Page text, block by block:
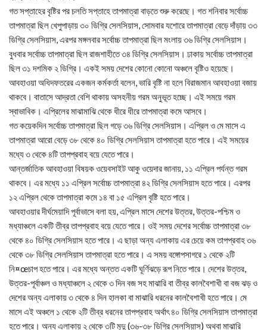
গত সপ্তাহের বৃষ্টির পর চলতি সপ্তাহে তাপমাত্রা বাড়তে শুরু করেছে। গত শনিবার সর্বোচ্চ
তাপমাত্রা ছিল খেপুপাড়ায় ৩০ ডিগ্রি সেলসিয়াস, সোমবার যশোরে তাপমাত্রা বেড়ে দাঁড়ায় ৩৩
ডিগ্রি সেলসিয়াস, এরপর মঙ্গলবার সর্বোচ্চ তাপমাত্রা ছিল মংলায় ৩৬ ডিগ্রি সেলসিয়াস।
বুধবার সর্বোচ্চ তাপমাত্রা ছিল রাজশাহীতে ৩৪ ডিগ্রি সেলসিয়াস। ঢাকায় সর্বোচ্চ তাপমাত্রা
ছিল ৩১ দশমিক ২ ডিগ্রি। একই সময় দেশের কোনো কোনো অঞ্চলে বৃষ্টিও হয়েছে।
আবহাওয়া অধিদফতরের একজন কর্মকর্তা বলেন, ভারি বৃষ্টি না হলে বিরাজমান আবহাওয়া বজায়
থাকবে। বাতাসে আদ্রতা বেশি থাকায় অসহনীয় গরম অনুভূত হচ্ছে। এই সময়ে গরম
স্বাভাবিক। এপ্রিলের মাঝামাঝি থেকে ধীরে ধীরে তাপমাত্রা কমে আসবে।
গত কয়েকদিন সর্বোচ্চ তাপমাত্রা ছিল গড়ে ৩৬ ডিগ্রি সেলসিয়াস। এপ্রিল ও মে মাসে এ
তাপমাত্রা আরো বেড়ে ৩৮ থেকে ৪০ ডিগ্রি সেলসিয়াস তাপমাত্রা হতে পারে। এই সময়ের
মধ্যে ৩ থেকে ৪টি তাপপ্রবাহ বয়ে যেতে পারে।
আন্তর্জাতিক আবহাওয়া বিষয়ক ওয়েবসাইট আকু ওয়েদার জানায়, ১১ এপ্রিল পর্যন্ত গরম
থাকবে। এর মধ্যে ১১ এপ্রিল সর্বোচ্চ তাপমাত্রা ৪২ ডিগ্রি সেলসিয়াস হতে পারে। এরপর
১২ এপ্রিল থেকে তাপমাত্রা কমে ১৪ বা ১৫ এপ্রিল বৃষ্টি হতে পারে।
আবহাওয়ার দীর্ঘমেয়াদি পূর্বাভাসে বলা হয়, এপ্রিল মাসে দেশের উত্তর, উত্তর-পশ্চিম ও
মধ্যাঞ্চলে একটি তীব্র তাপপ্রবাহ বয়ে যেতে পারে। ওই সময় দেশের সর্বোচ্চ তাপমাত্রা ৩৮
থেকে ৪০ ডিগ্রি সেলসিয়াস হতে পারে। এ ছাড়া অন্য এলাকায় এর চেয়ে কম তাপপ্রবাহ ৩৬
থেকে ৩৮ ডিগ্রি সেলসিয়াস তাপমাত্রা হতে পারে। এ সময় বঙ্গোপসাগরে ১ থেকে ২টি
নি¤œচাপ হতে পারে। এর মধ্যে অন্তত একটি ঘূর্ণিঝড়ে রূপ নিতে পারে। দেশের উত্তর,
উত্তর-পূর্বাঞ্চল ও মধ্যাঞ্চলে ২ থেকে ৩ দিন বজ সহ মাঝারি বা তীব্র কালবৈশাখী বা বজ ঝড় ও
দেশের অন্য এলাকায় ৩ থেকে ৪ দিন হালকা বা মাঝারি ধরনের কালবৈশাখী হতে পারে। মে
মাসে এই অঞ্চলে ১ থেকে ২টি তীব্র ধরনের তাপপ্রবাহ অর্থাৎ ৪০ ডিগ্রি সেলসিয়াস তাপমাত্রা
হতে পারে। অন্য এলাকায় ২ থেকে ৩টি মৃদু (৩৬-৩৮ ডিগ্রি সেলসিয়াস) অথবা মাঝারি